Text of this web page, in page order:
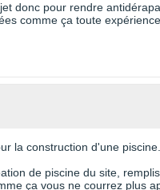
donc pour rendre
comme ça toute
la construction d'une piscine...
de piscine du site,
ça vous ne courrez plus